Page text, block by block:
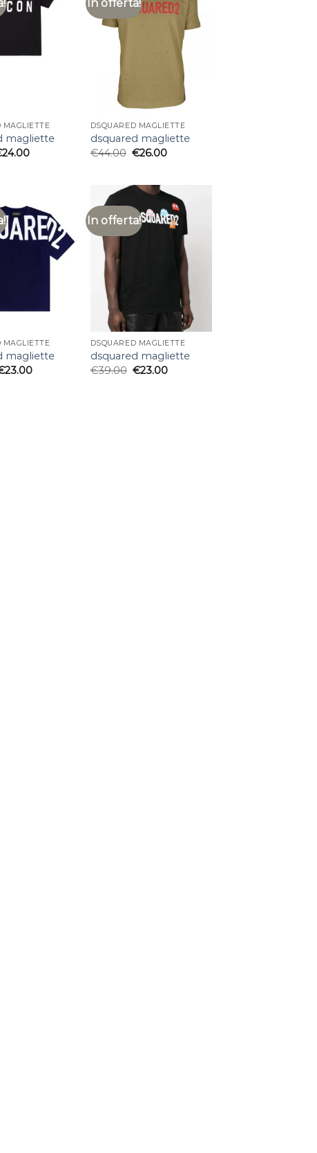
MAGLIETTE
magliette
24.00
In offerta!
DSQUARED MAGLIETTE
dsquared magliette
€44.00 €26.00
MAGLIETTE
magliette
23.00
In offerta!
DSQUARED MAGLIETTE
dsquared magliette
€39.00 €23.00